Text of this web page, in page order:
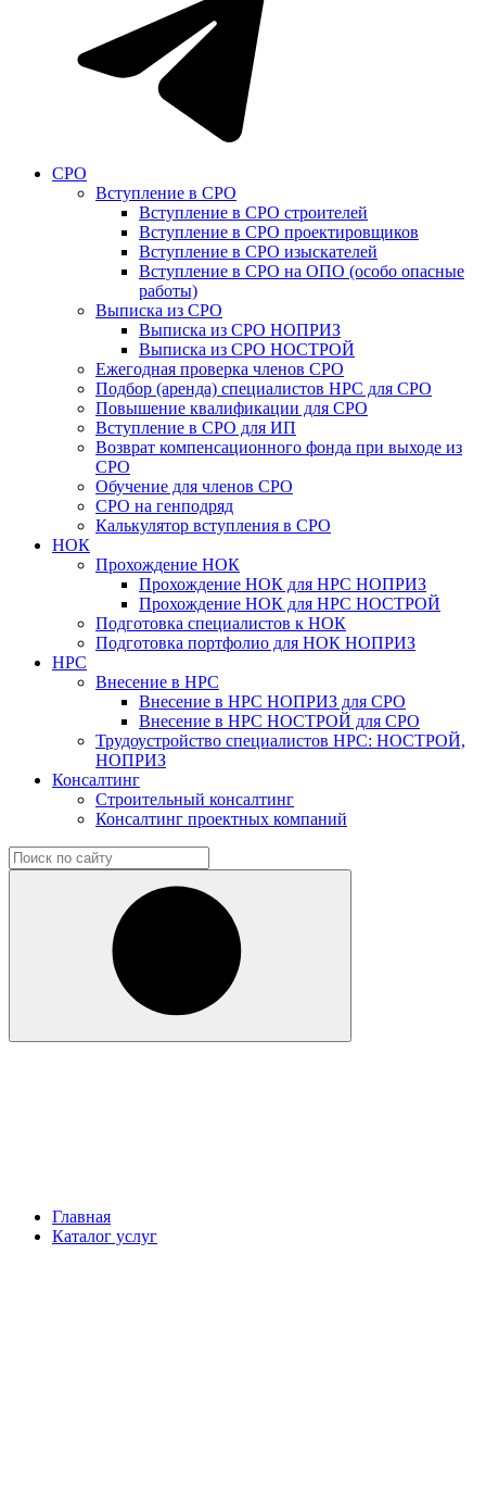
СРО
Вступление в СРО
Вступление в СРО строителей
Вступление в СРО проектировщиков
Вступление в СРО изыскателей
Вступление в СРО на ОПО (особо опасные
работы)
Выписка из СРО
Выписка из СРО НОПРИЗ
Выписка из СРО НОСТРОЙ
Ежегодная проверка членов СРО
Подбор (аренда) специалистов НРС для СРО
Повышение квалификации для СРО
Вступление в СРО для ИП
Возврат компенсационного фонда при выходе из
СРО
Обучение для членов СРО
СРО на генподряд
Калькулятор вступления в СРО
НОК
Прохождение НОК
Прохождение НОК для НРС НОПРИЗ
Прохождение НОК для НРС НОСТРОЙ
Подготовка специалистов к НОК
Подготовка портфолио для НОК НОПРИЗ
НРС
Внесение в НРС
Внесение в НРС НОПРИЗ для СРО
Внесение в НРС НОСТРОЙ для СРО
Трудоустройство специалистов НРС: НОСТРОЙ,
НОПРИЗ
Консалтинг
Строительный консалтинг
Консалтинг проектных компаний
Главная
Каталог услуг